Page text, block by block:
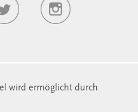
wird ermöglicht durch